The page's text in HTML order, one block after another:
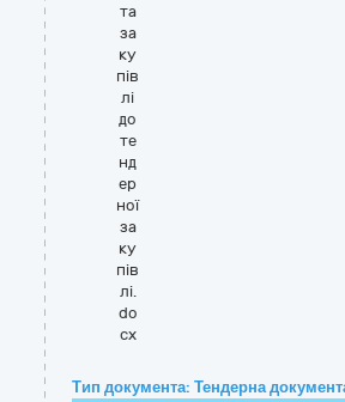
та
за
ку
пів
лі
до
те
нд
ер
ної
за
ку
пів
лі.
do
cx
Тип документа: Тендерна